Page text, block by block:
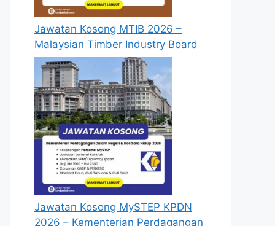
Jawatan Kosong MTIB 2026 –
Malaysian Timber Industry Board
Jawatan Kosong MySTEP KPDN
2026 – Kementerian Perdagangan